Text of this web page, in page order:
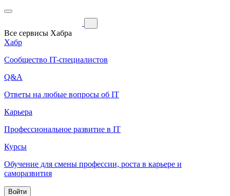
Все сервисы Хабра
Хабр
Сообщество IT-специалистов
Q&A
Ответы на любые вопросы об IT
Карьера
Профессиональное развитие в IT
Курсы
Обучение для смены профессии, роста в карьере и
саморазвития
Войти